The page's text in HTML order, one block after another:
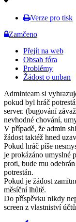
Verze pro tisk
Zamčeno
Přejít na web
Obsah fóra
Problémy
Žádost o unban
Adminteam si
pokud byl hráč
server. (bugování
nevhodné chování,
V případě, že admin
žádost taktéž hned
Pokud hráč píše
je prokázáno umyslné
proti, bude mu
potrestán.
Pokud je žádost
měsíční lhůtě.
Do příspěvku nikdy
screen z vlastniství